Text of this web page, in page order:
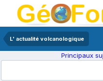
L' actualité volcanologique
Principaux